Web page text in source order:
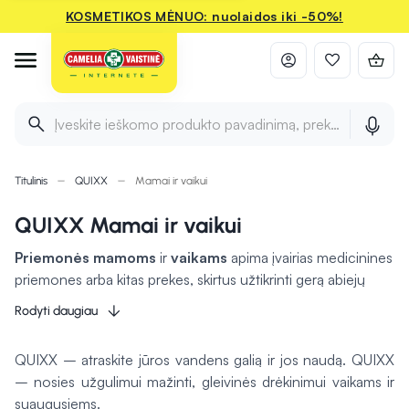
KOSMETIKOS MĖNUO: nuolaidos iki -50%!
Įveskite ieškomo produkto pavadinimą, prekės ženklą ir
Titulinis QUIXX Mamai ir vaikui
QUIXX Mamai ir vaikui
Priemonės mamoms ir vaikams apima įvairias medicinines
priemones arba kitas prekes, skirtus užtikrinti gerą abiejų
būklę. Maisto papildai, tokie kaip vitaminai ir mineralai,
padėti palaikyti mamos energiją ir imunitetą
Vaikams skirti šampūnai ir kremai gaminami iš natūralių
ingredientų, kad būtų švelnūs ir nealergizuotų, užtikrinant
Rodyti daugiau
QUIXX – atraskite jūros vandens galią ir jos naudą. QUIXX
– nosies užgulimui mažinti, gleivinės drėkinimui vaikams ir
suaugusiems.